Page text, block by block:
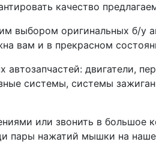
качество
выбором оригинальных б/у
вам и в прекрасном
двигатели,
системы, системы
или звонить в большое
пары нажатий мышки на